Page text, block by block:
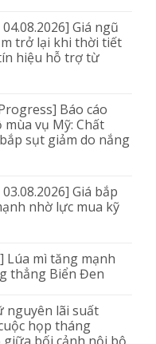
Giá ngũ
trở lại khi thời tiết
hiệu hỗ trợ từ
Báo cáo
mùa vụ Mỹ: Chất
sụt giảm do nắng
Giá bắp
nhờ lực mua kỹ
Lúa mì tăng mạnh
thẳng Biển Đen
nguyên lãi suất
họp tháng
giữa bối cảnh nội bộ